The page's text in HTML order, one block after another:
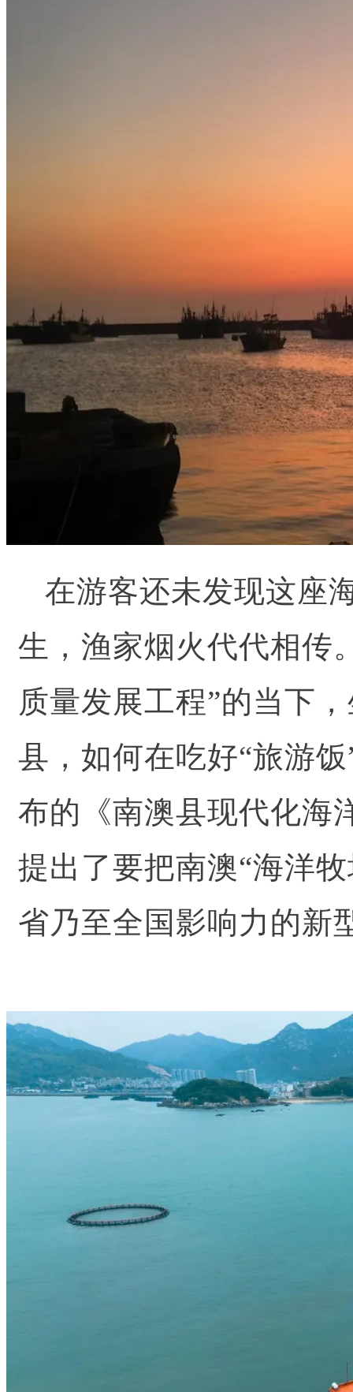
在游客还未发现这座
生，渔家烟火代代相传
质量发展工程”的当下
县，如何在吃好“旅游
布的《南澳县现代化海
提出了要把南澳“海洋
省乃至全国影响力的新